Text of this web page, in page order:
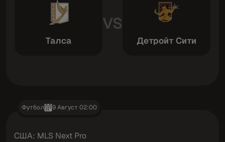
Талса
VS
Детройт Сити
Футбол 9 Август 02:00
США: MLS Next Pro